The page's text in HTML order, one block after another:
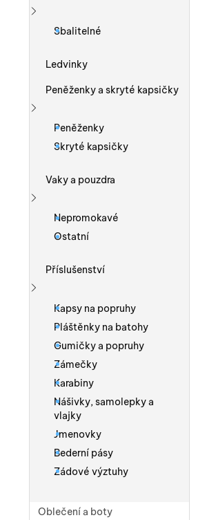
Zobrazit více
Sbalitelné
Ledvinky
Peněženky a skryté kapsičky
Zobrazit více
Peněženky
Skryté kapsičky
Vaky a pouzdra
Zobrazit více
Nepromokavé
Ostatní
Příslušenství
Kapsy na popruhy
Pláštěnky na batohy
Gumičky a popruhy
Zámečky
Karabiny
Nášivky, samolepky a
vlajky
Jmenovky
Bederní pásy
Zádové výztuhy
Oblečení a boty